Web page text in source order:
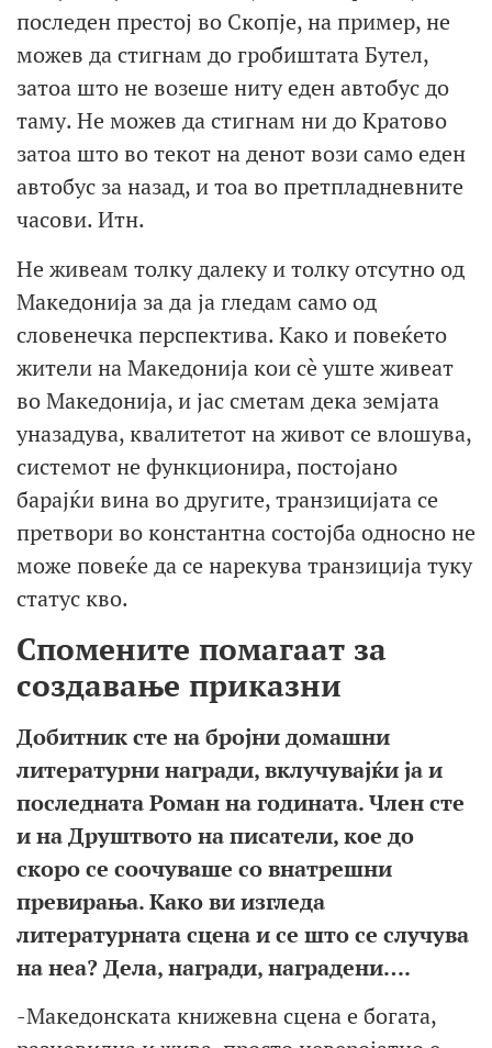
последен престој во Скопје, на пример, не
можев да стигнам до гробиштата Бутел,
затоа што не возеше ниту еден автобус до
таму. Не можев да стигнам ни до Кратово
затоа што во текот на денот вози само еден
автобус за назад, и тоа во претпладневните
часови. Итн.
Не живеам толку далеку и толку отсутно од
Македонија за да ја гледам само од
словенечка перспектива. Како и повеќето
жители на Македонија кои сè уште живеат
во Македонија, и јас сметам дека земјата
уназадува, квалитетот на живот се влошува,
системот не функционира, постојано
барајќи вина во другите, транзицијата се
претвори во константна состојба односно не
може повеќе да се нарекува транзиција туку
статус кво.
Спомените помагаат за
создавање приказни
Добитник сте на бројни домашни
литературни награди, вклучувајќи ја и
последната Роман на годината. Член сте
и на Друштвото на писатели, кое до
скоро се соочуваше со внатрешни
превирања. Како ви изгледа
литературната сцена и се што се случува
на неа? Дела, награди, наградени….
-Македонската книжевна сцена е богата,